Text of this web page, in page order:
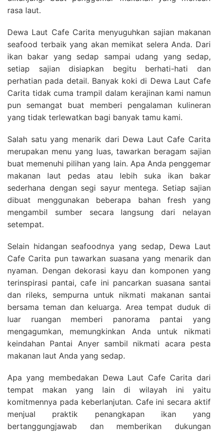
rasa laut.
Dewa Laut Cafe Carita menyuguhkan sajian makanan
seafood terbaik yang akan memikat selera Anda. Dari
ikan bakar yang sedap sampai udang yang sedap,
setiap sajian disiapkan begitu berhati-hati dan
perhatian pada detail. Banyak koki di Dewa Laut Cafe
Carita tidak cuma trampil dalam kerajinan kami namun
pun semangat buat memberi pengalaman kulineran
yang tidak terlewatkan bagi banyak tamu kami.
Salah satu yang menarik dari Dewa Laut Cafe Carita
merupakan menu yang luas, tawarkan beragam sajian
buat memenuhi pilihan yang lain. Apa Anda penggemar
makanan laut pedas atau lebih suka ikan bakar
sederhana dengan segi sayur mentega. Setiap sajian
dibuat menggunakan beberapa bahan fresh yang
mengambil sumber secara langsung dari nelayan
setempat.
Selain hidangan seafoodnya yang sedap, Dewa Laut
Cafe Carita pun tawarkan suasana yang menarik dan
nyaman. Dengan dekorasi kayu dan komponen yang
terinspirasi pantai, cafe ini pancarkan suasana santai
dan rileks, sempurna untuk nikmati makanan santai
bersama teman dan keluarga. Area tempat duduk di
luar ruangan memberi panorama pantai yang
mengagumkan, memungkinkan Anda untuk nikmati
keindahan Pantai Anyer sambil nikmati acara pesta
makanan laut Anda yang sedap.
Apa yang membedakan Dewa Laut Cafe Carita dari
tempat makan yang lain di wilayah ini yaitu
komitmennya pada keberlanjutan. Cafe ini secara aktif
menjual praktik penangkapan ikan yang
bertanggungjawab dan memberikan dukungan